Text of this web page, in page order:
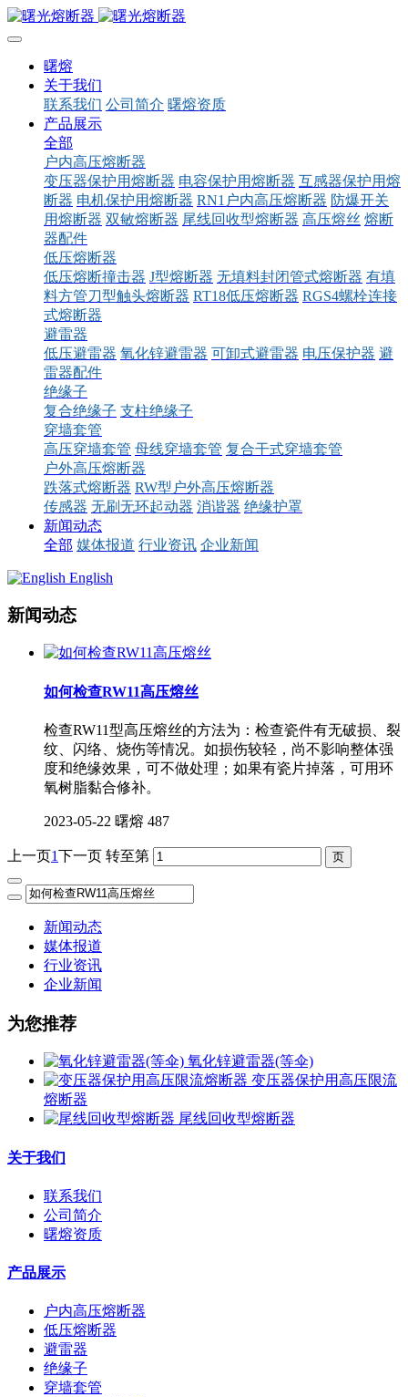
曙熔
关于我们
联系我们 公司简介 曙熔资质
产品展示
全部
户内高压熔断器
变压器保护用熔断器 电容保护用熔断器 互感器保护用熔
断器 电机保护用熔断器 RN1户内高压熔断器 防爆开关
用熔断器 双敏熔断器 尾线回收型熔断器 高压熔丝 熔断
器配件
低压熔断器
低压熔断撞击器 J型熔断器 无填料封闭管式熔断器 有填
料方管刀型触头熔断器 RT18低压熔断器 RGS4螺栓连接
式熔断器
避雷器
低压避雷器 氧化锌避雷器 可卸式避雷器 电压保护器 避
雷器配件
绝缘子
复合绝缘子 支柱绝缘子
穿墙套管
高压穿墙套管 母线穿墙套管 复合干式穿墙套管
户外高压熔断器
跌落式熔断器 RW型户外高压熔断器
传感器 无刷无环起动器 消谐器 绝缘护罩
新闻动态
全部 媒体报道 行业资讯 企业新闻
English
新闻动态
如何检查RW11高压熔丝
检查RW11型高压熔丝的方法为：检查瓷件有无破损、裂
纹、闪络、烧伤等情况。如损伤较轻，尚不影响整体强
度和绝缘效果，可不做处理；如果有瓷片掉落，可用环
氧树脂黏合修补。
2023-05-22 曙熔 487
上一页1下一页 转至第
新闻动态
媒体报道
行业资讯
企业新闻
为您推荐
氧化锌避雷器(等伞)
变压器保护用高压限流
熔断器
尾线回收型熔断器
关于我们
联系我们
公司简介
曙熔资质
产品展示
户内高压熔断器
低压熔断器
避雷器
绝缘子
穿墙套管